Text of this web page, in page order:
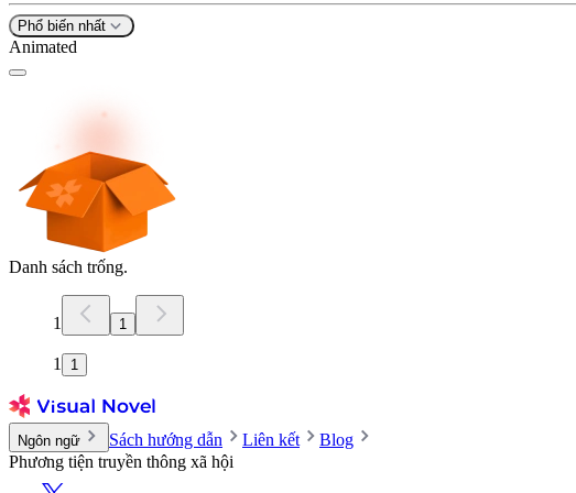
Phổ biến nhất
Animated
Danh sách trống.
1 1
1 1
Ngôn ngữ Sách hướng dẫn Liên kết
Blog
Phương tiện truyền thông xã hội